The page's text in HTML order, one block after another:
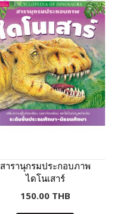
สารานุกรมประกอบภาพ
ไดโนเสาร์
150.00 THB